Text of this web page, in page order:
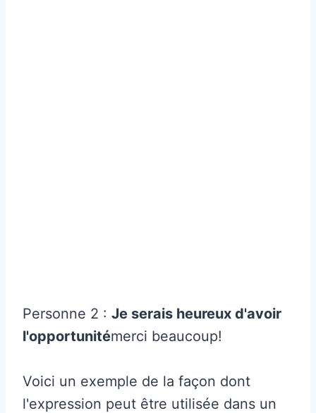
Personne 2 : Je serais heureux d'avoir
l'opportunitémerci beaucoup!
Voici un exemple de la façon dont
l'expression peut être utilisée dans un